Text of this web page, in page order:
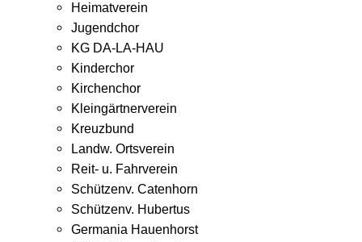
Heimatverein
Jugendchor
KG DA-LA-HAU
Kinderchor
Kirchenchor
Kleingärtnerverein
Kreuzbund
Landw. Ortsverein
Reit- u. Fahrverein
Schützenv. Catenhorn
Schützenv. Hubertus
Germania Hauenhorst